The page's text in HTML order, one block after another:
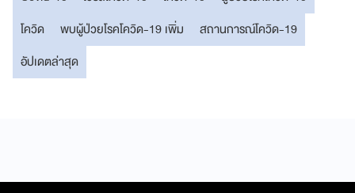
โควิด
พบผู้ป่วยโรคโควิด-19 เพิ่ม
สถานการณ์โควิด-19
อัปเดตล่าสุด